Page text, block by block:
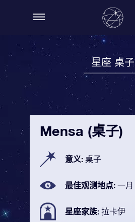
星座 桌子
Mensa (桌子)
意义: 桌子
最佳观测地点: 一月
星座家族: 拉卡伊